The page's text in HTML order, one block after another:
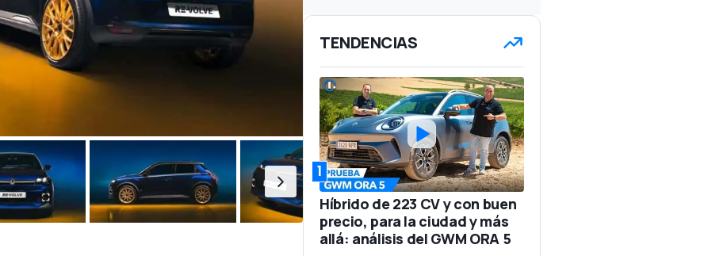
TENDENCIAS
1
Híbrido de 223 CV y con buen
precio, para la ciudad y más
allá: análisis del GWM ORA 5